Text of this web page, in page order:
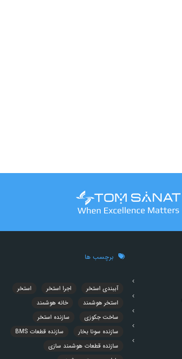
برچسب ها
آببندی استخر اجرا استخر
استخر
استخر هوشمند
خانه هوشمند
ساخت جکوزی
سازنده استخر
سازنده سونا بخار
سازنده قطعات BMS
سازنده قطعات هوشمند سازی